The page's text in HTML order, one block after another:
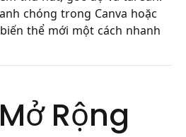
chóng trong Canva hoặc
thể mới một cách nhanh
Rộng